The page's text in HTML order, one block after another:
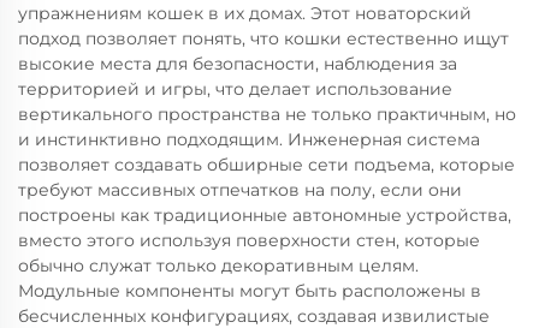
упражнениям кошек в их домах. Этот новаторский
подход позволяет понять, что кошки естественно ищут
высокие места для безопасности, наблюдения за
территорией и игры, что делает использование
вертикального пространства не только практичным, но
и инстинктивно подходящим. Инженерная система
позволяет создавать обширные сети подъема, которые
требуют массивных отпечатков на полу, если они
построены как традиционные автономные устройства,
вместо этого используя поверхности стен, которые
обычно служат только декоративным целям.
Модульные компоненты могут быть расположены в
бесчисленных конфигурациях, создавая извилистые